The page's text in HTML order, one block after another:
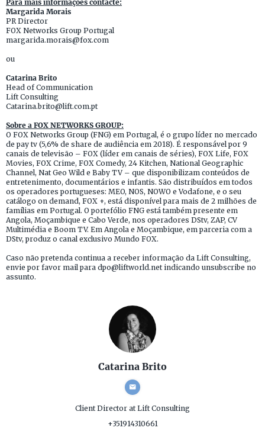
Para mais informações contacte:
Margarida Morais
PR Director
FOX Networks Group Portugal
margarida.morais@fox.com
ou
Catarina Brito
Head of Communication
Lift Consulting
Catarina.brito@lift.com.pt
Sobre a FOX NETWORKS GROUP:
O FOX Networks Group (FNG) em Portugal, é o grupo líder no mercado
de pay tv (5,6% de share de audiência em 2018). É responsável por 9
canais de televisão – FOX (líder em canais de séries), FOX Life, FOX
Movies, FOX Crime, FOX Comedy, 24 Kitchen, National Geographic
Channel, Nat Geo Wild e Baby TV – que disponibilizam conteúdos de
entretenimento, documentários e infantis. São distribuídos em todos
os operadores portugueses: MEO, NOS, NOWO e Vodafone, e o seu
catálogo on demand, FOX +, está disponível para mais de 2 milhões de
famílias em Portugal. O portefólio FNG está também presente em
Angola, Moçambique e Cabo Verde, nos operadores DStv, ZAP, CV
Multimédia e Boom TV. Em Angola e Moçambique, em parceria com a
DStv, produz o canal exclusivo Mundo FOX.
Caso não pretenda continua a receber informação da Lift Consulting,
envie por favor mail para dpo@liftworld.net indicando unsubscribe no
assunto.
Catarina Brito
Client Director at Lift Consulting
+351914310661